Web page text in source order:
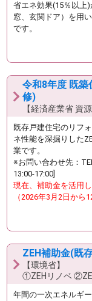
省エネ効果(15％以上)
窓、玄関ドア）を用
です。
令和8年度 既築
修)
【経済産業省 資
既存戸建住宅のリフ
ネ性能を深掘りした
業です。
※お問い合わせ先：
13:00-17:00]
現在、補助金を活用
（2026年3月2日から
ZEH補助金(既
【環境省】
①ZEHリノベ
年間の一次エネルギ